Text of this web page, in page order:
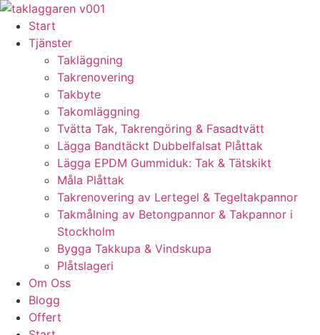
Skip
content
Start
Tjänster
Takläggning
Takrenovering
Takbyte
Takomläggning
Tvätta Tak, Takrengöring & Fasadtvätt
Lägga Bandtäckt Dubbelfalsat Plåttak
Lägga EPDM Gummiduk: Tak & Tätskikt
Måla Plåttak
Takrenovering av Lertegel & Tegeltakpannor
Takmålning av Betongpannor & Takpannor i
Stockholm
Bygga Takkupa & Vindskupa
Plåtslageri
Om Oss
Blogg
Offert